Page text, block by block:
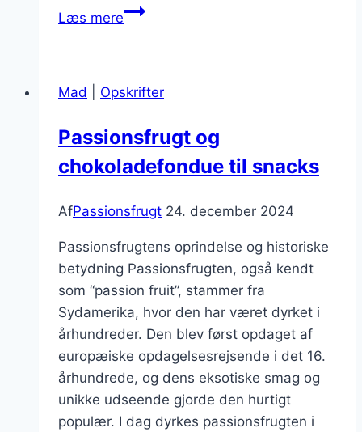
Læs merePassionsfrugt
drinks
Mad Opskrifter
Passionsfrugt og
chokoladefondue til snacks
AfPassionsfrugt 24. december 2024
Passionsfrugtens oprindelse og historiske
betydning Passionsfrugten, også kendt
som “passion fruit”, stammer fra
Sydamerika, hvor den har været dyrket i
århundreder. Den blev først opdaget af
europæiske opdagelsesrejsende i det 16.
århundrede, og dens eksotiske smag og
unikke udseende gjorde den hurtigt
populær. I dag dyrkes passionsfrugten i